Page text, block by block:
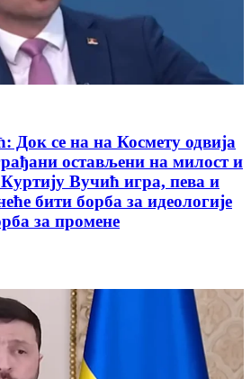
Док се на на Космету одвија
остављени на милост и
Вучић игра, пева и
бити борба за идеологије
за промене